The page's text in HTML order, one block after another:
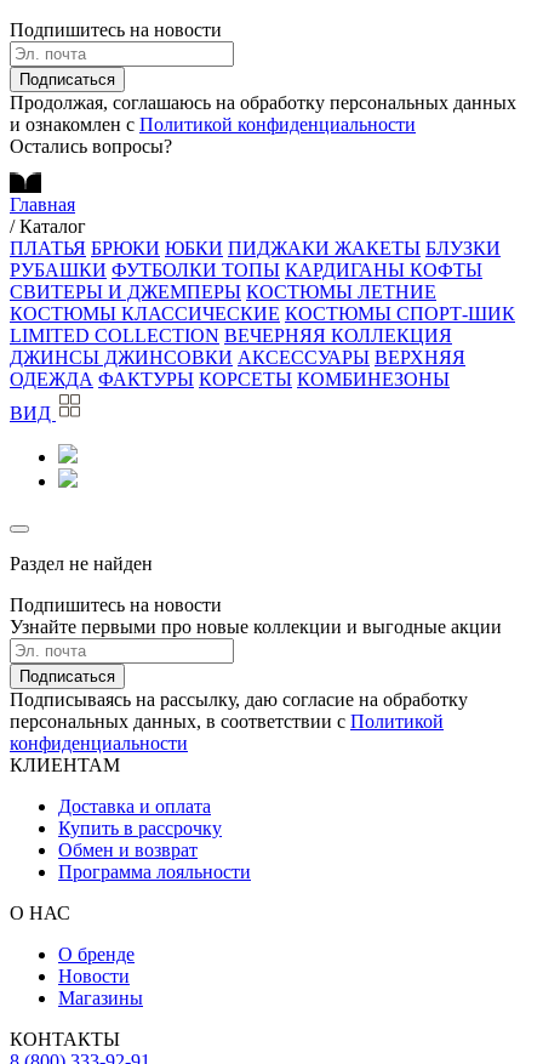
Подпишитесь на новости
Подписаться
Продолжая, соглашаюсь на обработку персональных данных
и ознакомлен с Политикой конфиденциальности
Остались вопросы?
Главная
/ Каталог
ПЛАТЬЯ БРЮКИ ЮБКИ ПИДЖАКИ ЖАКЕТЫ БЛУЗКИ
РУБАШКИ ФУТБОЛКИ ТОПЫ КАРДИГАНЫ КОФТЫ
СВИТЕРЫ И ДЖЕМПЕРЫ КОСТЮМЫ ЛЕТНИЕ
КОСТЮМЫ КЛАССИЧЕСКИЕ КОСТЮМЫ СПОРТ-ШИК
LIMITED COLLECTION ВЕЧЕРНЯЯ КОЛЛЕКЦИЯ
ДЖИНСЫ ДЖИНСОВКИ АКСЕССУАРЫ ВЕРХНЯЯ
ОДЕЖДА ФАКТУРЫ КОРСЕТЫ КОМБИНЕЗОНЫ
ВИД
Раздел не найден
Подпишитесь на новости
Узнайте первыми про новые коллекции и выгодные акции
Подписаться
Подписываясь на рассылку, даю согласие на обработку
персональных данных, в соответствии с Политикой
конфиденциальности
КЛИЕНТАМ
Доставка и оплата
Купить в рассрочку
Обмен и возврат
Программа лояльности
О НАС
О бренде
Новости
Магазины
КОНТАКТЫ